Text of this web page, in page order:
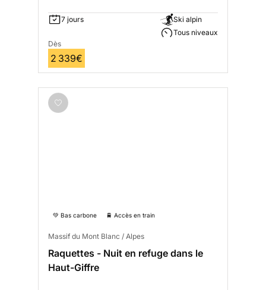
7 jours
Ski alpin
Tous niveaux
Dès
2 339€
💚 Bas carbone 🚆 Accès en train
Massif du Mont Blanc / Alpes
Raquettes - Nuit en refuge dans le
Haut-Giffre